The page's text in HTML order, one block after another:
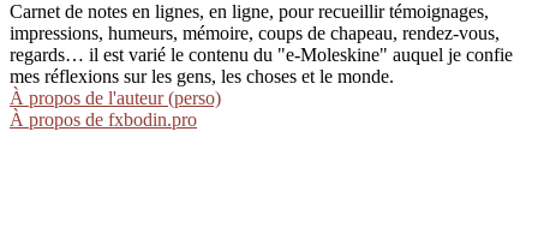
Carnet de notes en lignes, en ligne, pour recueillir témoignages,
impressions, humeurs, mémoire, coups de chapeau, rendez-vous,
regards… il est varié le contenu du "e-Moleskine" auquel je confie
mes réflexions sur les gens, les choses et le monde.
À propos de l'auteur (perso)
À propos de fxbodin.pro